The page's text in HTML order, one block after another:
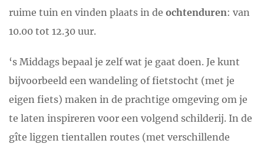
ruime tuin en vinden plaats in de ochtenduren: van
10.00 tot 12.30 uur.
‘s Middags bepaal je zelf wat je gaat doen. Je kunt
bijvoorbeeld een wandeling of fietstocht (met je
eigen fiets) maken in de prachtige omgeving om je
te laten inspireren voor een volgend schilderij. In de
gîte liggen tientallen routes (met verschillende